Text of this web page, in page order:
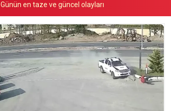
Günün en taze ve güncel olayları